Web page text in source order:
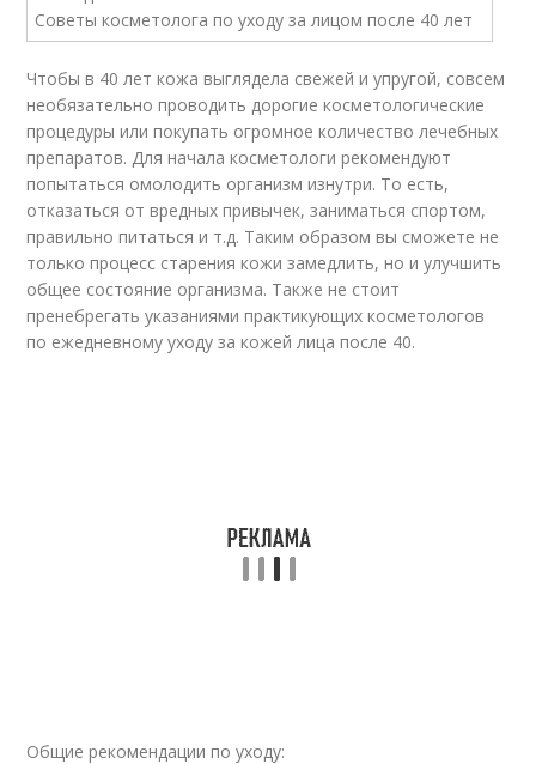
Чтобы в 40 лет кожа выглядела свежей и упругой, совсем
необязательно проводить дорогие косметологические
процедуры или покупать огромное количество лечебных
препаратов. Для начала косметологи рекомендуют
попытаться омолодить организм изнутри. То есть,
отказаться от вредных привычек, заниматься спортом,
правильно питаться и т.д. Таким образом вы сможете не
только процесс старения кожи замедлить, но и улучшить
общее состояние организма. Также не стоит
пренебрегать указаниями практикующих косметологов
по ежедневному уходу за кожей лица после 40.
Общие рекомендации по уходу: